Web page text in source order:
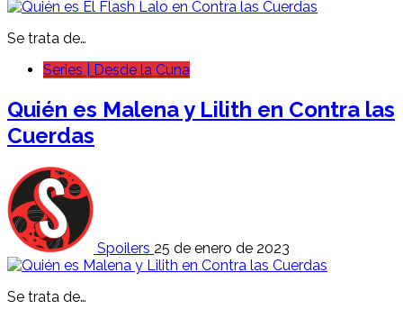
Se trata de…
Series | Desde la Cuna
Quién es Malena y Lilith en Contra las
Cuerdas
Spoilers 25 de enero de 2023
Se trata de…